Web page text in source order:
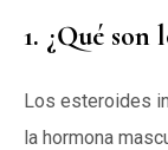
1. ¿Qué son
Los esteroides
la hormona